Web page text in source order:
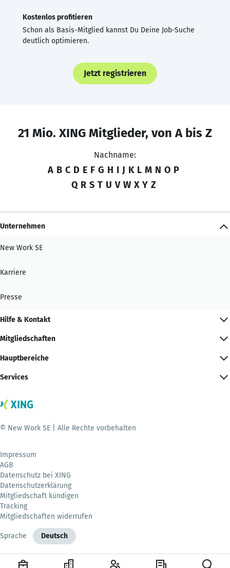
Kostenlos profitieren
Schon als Basis-Mitglied kannst Du Deine Job-Suche
deutlich optimieren.
Jetzt registrieren
21 Mio. XING Mitglieder, von A bis Z
Nachname:
A B C D E F G H I J K L M N O P
Q R S T U V W X Y Z
Unternehmen
New Work SE
Karriere
Presse
Hilfe & Kontakt
Mitgliedschaften
Hauptbereiche
Services
© New Work SE | Alle Rechte vorbehalten
Impressum
AGB
Datenschutz bei XING
Datenschutzerklärung
Mitgliedschaft kündigen
Tracking
Mitgliedschaften widerrufen
Sprache Deutsch